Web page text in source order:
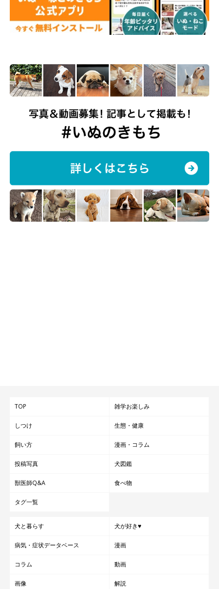
TOP 雑学お楽しみ
しつけ 生態・健康
飼い方 漫画・コラム
投稿写真 犬図鑑
獣医師Q&A 食べ物
タグ一覧
犬と暮らす 犬が好き♥
病気・症状データベース 漫画
コラム 動画
画像 解説